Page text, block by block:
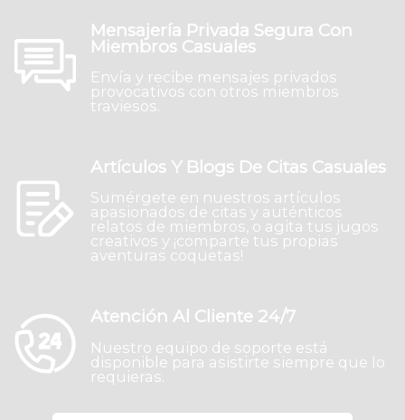
Mensajería Privada Segura Con
Miembros Casuales
Envía y recibe mensajes privados
provocativos con otros miembros
traviesos.
Artículos Y Blogs De Citas Casuales
Sumérgete en nuestros artículos
apasionados de citas y auténticos
relatos de miembros, o agita tus jugos
creativos y ¡comparte tus propias
aventuras coquetas!
Atención Al Cliente 24/7
Nuestro equipo de soporte está
disponible para asistirte siempre que lo
requieras.